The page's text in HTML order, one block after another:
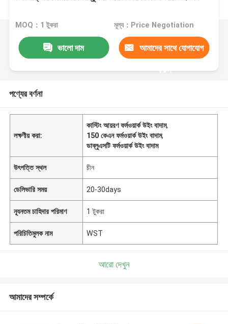
MOQ：1 টুকরা মূল্য：Price Negotiation
ভালো দাম আমাদের সাথে যোগাযোগ
করুন
পণ্যের বর্ণনা
লক্ষণীয় করা:
কাস্টিং আয়রণ ফর্মওয়ার্ক উইং বাদাম,
150 কেএন ফর্মওয়ার্ক উইং বাদাম,
ডাব্লুএসটি ফর্মওয়ার্ক উইং বাদাম
উৎপত্তি স্থল চীন
ডেলিভারি সময় 20-30days
ন্যূনতম চাহিদার পরিমাণ 1 টুকরা
পরিচিতিমুলক নাম WST
আরো দেখুন
আমাদের সম্পর্কে